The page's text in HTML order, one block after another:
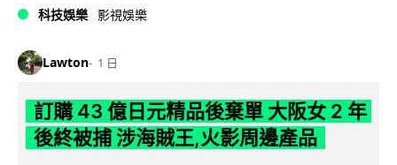
科技娛樂 影視娛樂
Lawton 1 日
訂購 43 億日元精品後棄單 大阪女 2 年
後終被捕 涉海賊王,火影周邊產品